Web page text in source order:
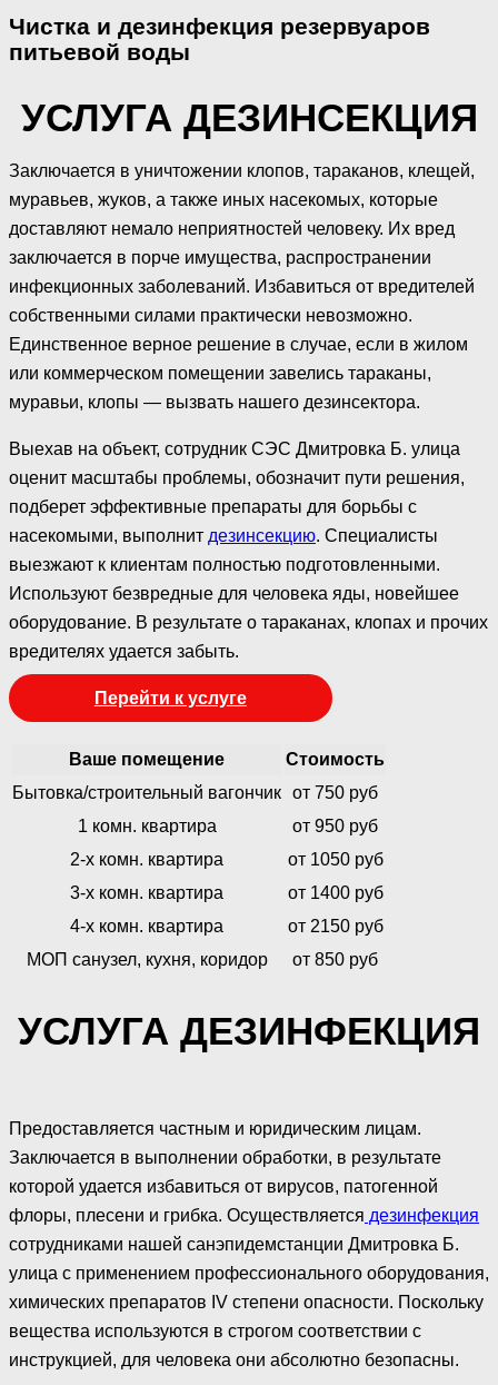
Чистка и дезинфекция резервуаров
питьевой воды
УСЛУГА ДЕЗИНСЕКЦИЯ
Заключается в уничтожении клопов, тараканов, клещей,
муравьев, жуков, а также иных насекомых, которые
доставляют немало неприятностей человеку. Их вред
заключается в порче имущества, распространении
инфекционных заболеваний. Избавиться от вредителей
собственными силами практически невозможно.
Единственное верное решение в случае, если в жилом
или коммерческом помещении завелись тараканы,
муравьи, клопы — вызвать нашего дезинсектора.
Выехав на объект, сотрудник СЭС Дмитровка Б. улица
оценит масштабы проблемы, обозначит пути решения,
подберет эффективные препараты для борьбы с
насекомыми, выполнит дезинсекцию. Специалисты
выезжают к клиентам полностью подготовленными.
Используют безвредные для человека яды, новейшее
оборудование. В результате о тараканах, клопах и прочих
вредителях удается забыть.
Перейти к услуге
Ваше помещение
Стоимость
Бытовка/строительный вагончик от 750 руб
1 комн. квартира
от 950 руб
2-х комн. квартира
от 1050 руб
3-х комн. квартира
от 1400 руб
4-х комн. квартира
от 2150 руб
МОП санузел, кухня, коридор
от 850 руб
УСЛУГА ДЕЗИНФЕКЦИЯ
Предоставляется частным и юридическим лицам.
Заключается в выполнении обработки, в результате
которой удается избавиться от вирусов, патогенной
флоры, плесени и грибка. Осуществляется дезинфекция
сотрудниками нашей санэпидемстанции Дмитровка Б.
улица с применением профессионального оборудования,
химических препаратов IV степени опасности. Поскольку
вещества используются в строгом соответствии с
инструкцией, для человека они абсолютно безопасны.